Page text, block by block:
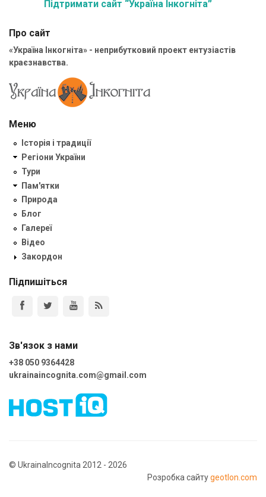
Підтримати сайт “Україна Інкогніта”
Про сайт
«Україна Інкогніта» - неприбутковий проект ентузіастів
краєзнавства.
Меню
Історія і традиції
Регіони України
Тури
Пам'ятки
Природа
Блог
Галереї
Відео
Закордон
Підпишіться
Зв'язок з нами
+38 050 9364428
ukrainaincognita.com@gmail.com
© UkrainaIncognita 2012 - 2026
Розробка сайтуgeotlon.com